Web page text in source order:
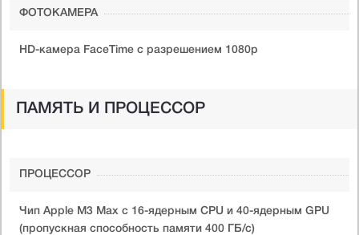
ФОТОКАМЕРА
HD-камера FaceTime с разрешением 1080p
ПАМЯТЬ И ПРОЦЕССОР
ПРОЦЕССОР
Чип Apple M3 Max с 16-ядерным CPU и 40-ядерным GPU
(пропускная способность памяти 400 ГБ/с)